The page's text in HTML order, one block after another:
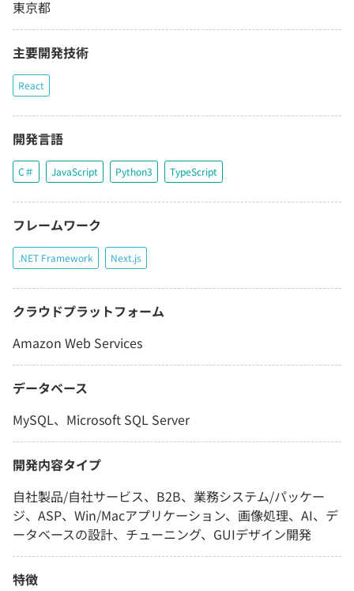
東京都
主要開発技術
React
開発言語
C＃ JavaScript Python3 TypeScript
フレームワーク
.NET Framework Next.js
クラウドプラットフォーム
Amazon Web Services
データベース
MySQL、Microsoft SQL Server
開発内容タイプ
自社製品/自社サービス、B2B、業務システム/パッケー
ジ、ASP、Win/Macアプリケーション、画像処理、AI、デ
ータベースの設計、チューニング、GUIデザイン開発
特徴